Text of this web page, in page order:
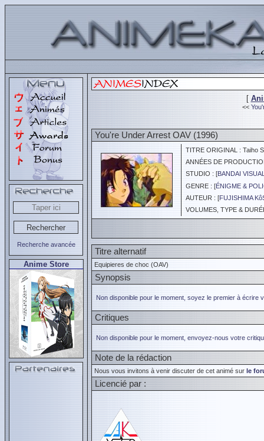
Recherche avancée
Anime Store
[
<<
You're Under Arrest OAV (1996)
TITRE ORIGINAL : Taiho
ANNÉES DE
STUDIO : [BANDAI
GENRE : [ÉNIGME &
AUTEUR : [FUJISHIMA
VOLUMES, TYPE &
Titre alternatif
Equipieres de choc (OAV)
Synopsis
Non disponible pour le moment, soyez le premier à écrire
Critiques
Non disponible pour le moment, envoyez-nous votre
Note de la rédaction
Nous vous invitons à venir discuter de cet animé sur le
Licencié par :